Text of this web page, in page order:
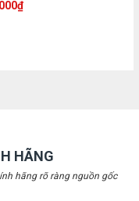
₫
HÃNG
hãng rõ ràng nguồn gốc